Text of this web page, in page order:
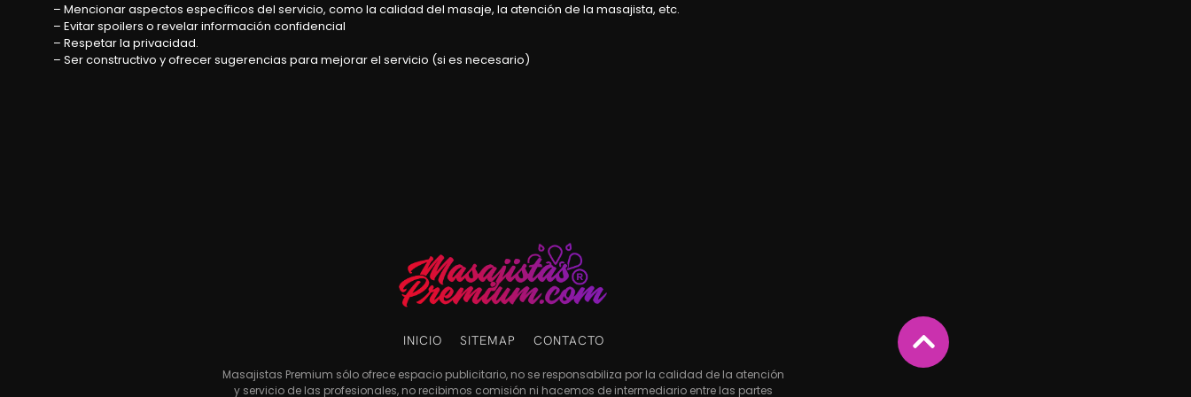
– Mencionar aspectos específicos del servicio, como la calidad del masaje, la atención de la masajista, etc.
– Evitar spoilers o revelar información confidencial
– Respetar la privacidad.
– Ser constructivo y ofrecer sugerencias para mejorar el servicio (si es necesario)
INICIO SITEMAP CONTACTO
Masajistas Premium sólo ofrece espacio publicitario, no se responsabiliza por la calidad de la atención
y servicio de las profesionales, no recibimos comisión ni hacemos de intermediario entre las partes